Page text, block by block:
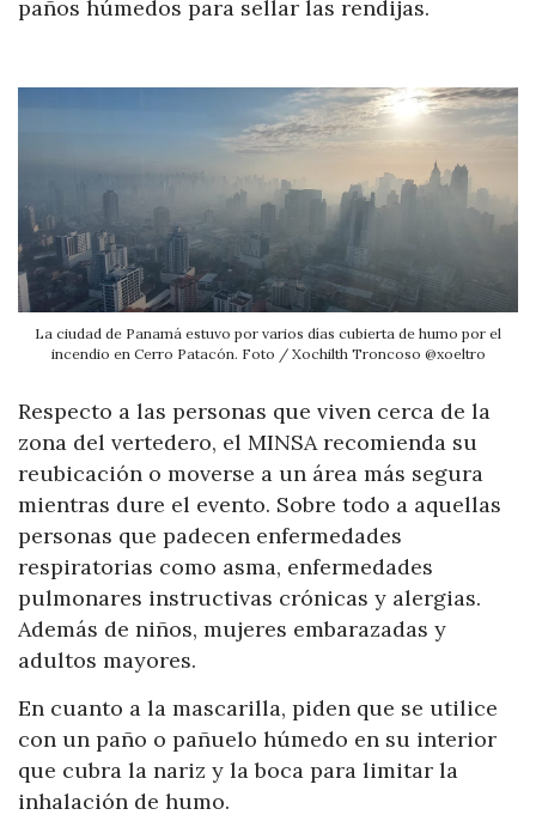
paños húmedos para sellar las rendijas.
La ciudad de Panamá estuvo por varios días cubierta de humo por el
incendio en Cerro Patacón. Foto / Xochilth Troncoso @xoeltro
Respecto a las personas que viven cerca de la
zona del vertedero, el MINSA recomienda su
reubicación o moverse a un área más segura
mientras dure el evento. Sobre todo a aquellas
personas que padecen enfermedades
respiratorias como asma, enfermedades
pulmonares instructivas crónicas y alergias.
Además de niños, mujeres embarazadas y
adultos mayores.
En cuanto a la mascarilla, piden que se utilice
con un paño o pañuelo húmedo en su interior
que cubra la nariz y la boca para limitar la
inhalación de humo.